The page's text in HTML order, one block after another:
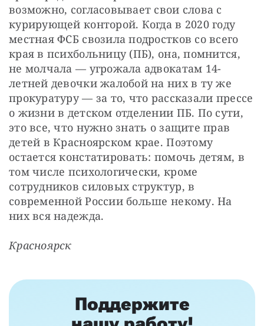
возможно, согласовывает свои слова с
курирующей конторой. Когда в 2020 году
местная ФСБ свозила подростков со всего
края в психбольницу (ПБ), она, помнится,
не молчала — угрожала адвокатам 14-
летней девочки жалобой на них в ту же
прокуратуру — за то, что рассказали прессе
о жизни в детском отделении ПБ. По сути,
это все, что нужно знать о защите прав
детей в Красноярском крае. Поэтому
остается констатировать: помочь детям, в
том числе психологически, кроме
сотрудников силовых структур, в
современной России больше некому. На
них вся надежда.
Красноярск
Поддержите